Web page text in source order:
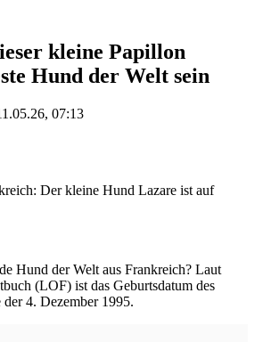
kleine Papillon
Hund der Welt sein
07:13
Der kleine Hund Lazare ist auf
Hund der Welt aus Frankreich? Laut
(LOF) ist das Geburtsdatum des
4. Dezember 1995.